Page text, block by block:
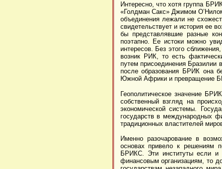
Интересно, что хотя группа
«Голдман Сакс» Джимом
объединения лежали не
свидетельствует и история ее
бы представлявшие разные
поэтапно. Ее истоки можно
интересов. Без этого
возник РИК, то есть
путем присоединения
после образования БРИК она
Южной Африки и превращение
Геополитическое значение
собственный взгляд на
экономической системы.
государств в международных
традиционных властителей
Именно разочарование в
основах привело к решениям
БРИКС. Эти институты если и
финансовым организациям, то